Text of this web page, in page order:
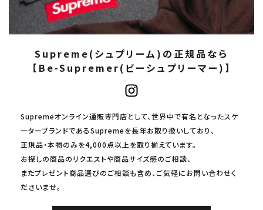
Supreme(シュプリーム)の正規品なら
【Be-Supremer(ビーシュプリーマー)】
Supremeオンライン通販専門店として、世界中で有名となったスケ
ーターブランドであるSupremeを長年お取り扱いしており、
正規品・本物のみを4,000点以上を取り揃えています。
お探しの商品のリクエストや商品サイズ感のご相談、
またプレゼント商品選びのご相談も含め、ご気軽にお問い合わせく
ださいませ。